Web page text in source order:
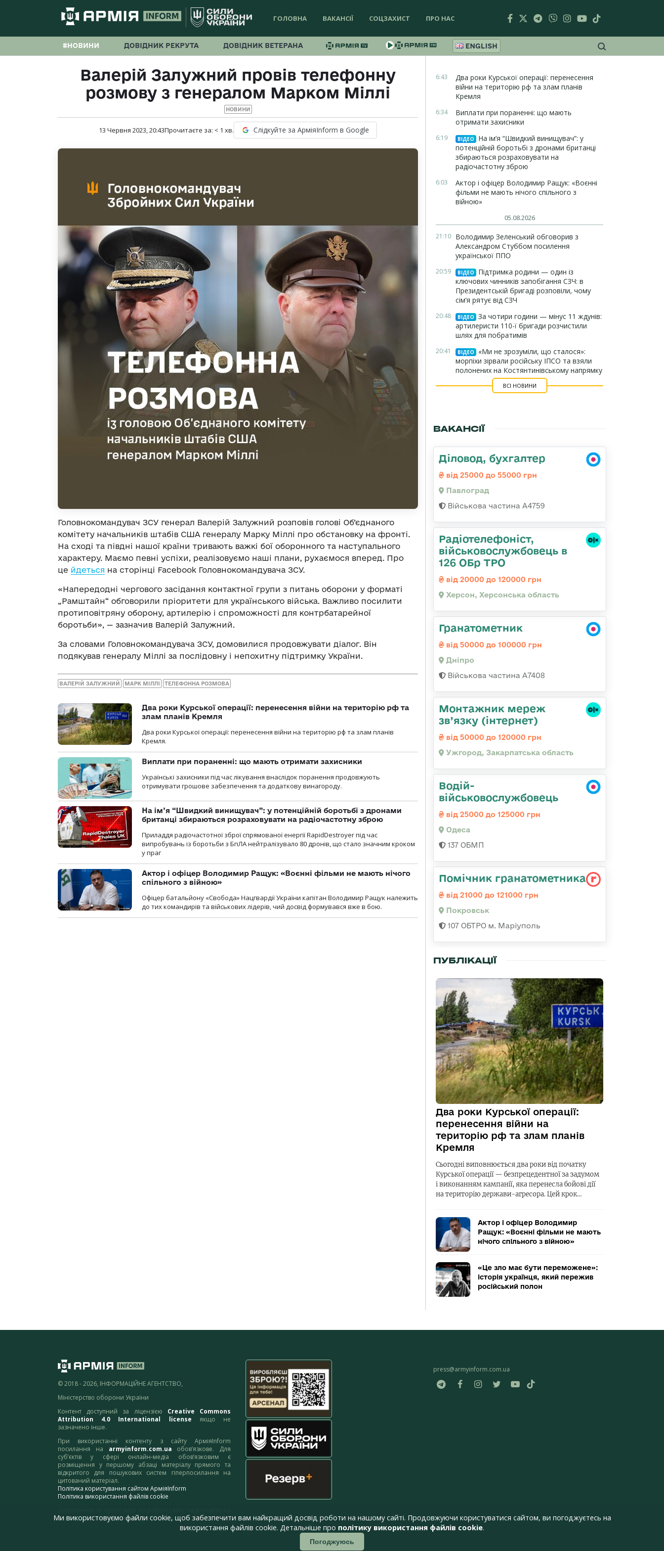
ГОЛОВНА ВАКАНСІЇ СОЦЗАХИСТ ПРО НАС
#НОВИНИ ДОВІДНИК РЕКРУТА ДОВІДНИК ВЕТЕРАНА ENGLISH
Валерій Залужний провів телефонну
розмову з генералом Марком Міллі
НОВИНИ
13 Червня 2023, 20:43Прочитаєте за: < 1 хв. Слідкуйте за АрміяInform в Google
Головнокомандувач ЗСУ генерал Валерій Залужний розповів голові Об’єднаного
комітету начальників штабів США генералу Марку Міллі про обстановку на фронті.
На сході та півдні нашої країни тривають важкі бої оборонного та наступального
характеру. Маємо певні успіхи, реалізовуємо наші плани, рухаємося вперед. Про
це йдеться на сторінці Facebook Головнокомандувача ЗСУ.
«Напередодні чергового засідання контактної групи з питань оборони у форматі
„Рамштайн“ обговорили пріоритети для українського війська. Важливо посилити
протиповітряну оборону, артилерію і спроможності для контрбатарейної
боротьби», — зазначив Валерій Залужний.
За словами Головнокомандувача ЗСУ, домовилися продовжувати діалог. Він
подякував генералу Міллі за послідовну і непохитну підтримку України.
ВАЛЕРІЙ ЗАЛУЖНИЙ МАРК МІЛЛІ ТЕЛЕФОННА РОЗМОВА
Два роки Курської операції: перенесення війни на територію рф та
злам планів Кремля
Два роки Курської операції: перенесення війни на територію рф та злам планів
Кремля.
Виплати при пораненні: що мають отримати захисники
Українські захисники під час лікування внаслідок поранення продовжують
отримувати грошове забезпечення та додаткову винагороду.
На ім’я “Швидкий винищувач”: у потенційній боротьбі з дронами
британці збираються розраховувати на радіочастотну зброю
Приладдя радіочастотної зброї спрямованої енергії RapidDestroyer під час
випробувань із боротьби з БпЛА нейтралізувало 80 дронів, що стало значним кроком
у праг
Актор і офіцер Володимир Ращук: «Воєнні фільми не мають нічого
спільного з війною»
Офіцер батальйону «Свобода» Нацгвардії України капітан Володимир Ращук належить
до тих командирів та військових лідерів, чий досвід формувався вже в бою.
6:43
Два роки Курської операції: перенесення
війни на територію рф та злам планів
Кремля
6:34
Виплати при пораненні: що мають
отримати захисники
6:19 ВІДЕО
На ім’я “Швидкий винищувач”: у
потенційній боротьбі з дронами британці
збираються розраховувати на
радіочастотну зброю
6:03
Актор і офіцер Володимир Ращук: «Воєнні
фільми не мають нічого спільного з
війною»
05.08.2026
21:10 Володимир Зеленський обговорив з
Александром Стуббом посилення
української ППО
20:59 ВІДЕО
Підтримка родини — один із
ключових чинників запобігання СЗЧ: в
Президентській бригаді розповіли, чому
сім’я рятує від СЗЧ
20:48 ВІДЕО
За чотири години — мінус 11 ждунів:
артилеристи 110-ї бригади розчистили
шлях для побратимів
20:41 ВІДЕО
«Ми не зрозуміли, що сталося»:
морпіхи зірвали російську ІПСО та взяли
полонених на Костянтинівському напрямку
ВСІ НОВИНИ
ВАКАНСІЇ
Діловод, бухгалтер
від 25000 до 55000 грн
Павлоград
Військова частина А4759
Радіотелефоніст,
військовослужбовець в
126 ОБр ТРО
від 20000 до 120000 грн
Херсон, Херсонська область
Гранатометник
від 50000 до 100000 грн
Дніпро
Військова частина А7408
Монтажник мереж
зв’язку (інтернет)
від 50000 до 120000 грн
Ужгород, Закарпатська область
Водій-
військовослужбовець
від 25000 до 125000 грн
Одеса
137 ОБМП
Помічник гранатометника
від 21000 до 121000 грн
Покровськ
107 ОБТРО м. Маріуполь
ПУБЛІКАЦІЇ
Два роки Курської операції:
перенесення війни на
територію рф та злам планів
Кремля
Сьогодні виповнюється два роки від початку
Курської операції — безпрецедентної за задумом
і виконанням кампанії, яка перенесла бойові дії
на територію держави-агресора. Цей крок…
Актор і офіцер Володимир
Ращук: «Воєнні фільми не мають
нічого спільного з війною»
«Це зло має бути переможене»:
історія українця, який пережив
російський полон
© 2018 - 2026, ІНФОРМАЦІЙНЕ АГЕНТСТВО,
Міністерство оборони України
Контент доступний за ліцензією Creative Commons
Attribution 4.0 International license якщо не
зазначено інше.
При використанні контенту з сайту АрміяInform
посилання на armyinform.com.ua обов’язкове. Для
суб’єктів у сфері онлайн-медіа обов’язковим є
розміщення у першому абзаці матеріалу прямого та
відкритого для пошукових систем гіперпосилання на
цитований матеріал.
Політика користування сайтом АрміяInform
Політика використання файлів cookie
адресу:webmaster@armyinform.com.ua
press@armyinform.com.ua
Ми використовуємо файли cookie, щоб забезпечити вам найкращий досвід роботи на нашому сайті. Продовжуючи користуватися сайтом, ви погоджуєтесь на
використання файлів cookie. Детальніше про політику використання файлів cookie.
Погоджуюсь